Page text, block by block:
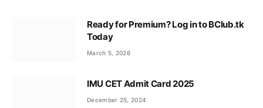
Ready for Premium? Log in to BClub.tk
Today
March 5, 2026
IMU CET Admit Card 2025
December 25, 2024